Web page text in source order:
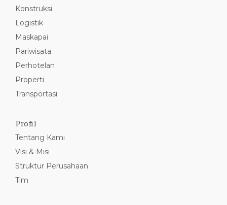
Konstruksi
Logistik
Maskapai
Pariwisata
Perhotelan
Properti
Transportasi
Profil
Tentang Kami
Visi & Misi
Struktur Perusahaan
Tim